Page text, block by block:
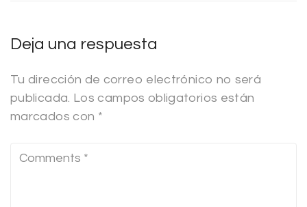
Deja una respuesta
Tu dirección de correo electrónico no será
publicada. Los campos obligatorios están
marcados con *